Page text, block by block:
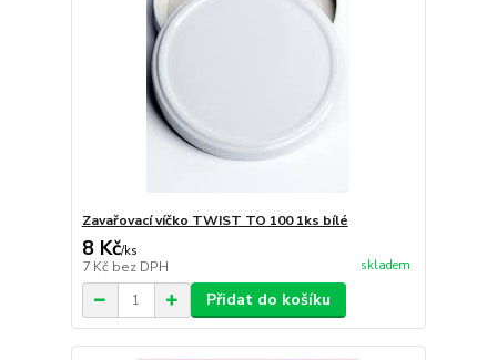
Zavařovací víčko TWIST TO 100 1ks bílé
8 Kč/ks
7 Kč bez DPH skladem
Přidat do košíku